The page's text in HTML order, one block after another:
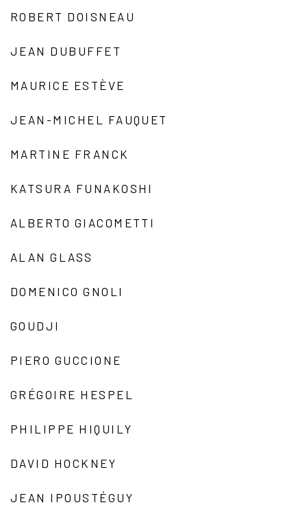
ROBERT DOISNEAU
JEAN DUBUFFET
MAURICE ESTÈVE
JEAN-MICHEL FAUQUET
MARTINE FRANCK
KATSURA FUNAKOSHI
ALBERTO GIACOMETTI
ALAN GLASS
DOMENICO GNOLI
GOUDJI
PIERO GUCCIONE
GRÉGOIRE HESPEL
PHILIPPE HIQUILY
DAVID HOCKNEY
JEAN IPOUSTÉGUY